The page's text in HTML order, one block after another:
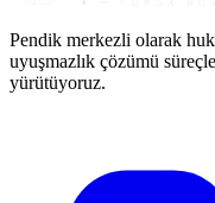
Pendik merkezli olarak
uyuşmazlık çözümü
yürütüyoruz.